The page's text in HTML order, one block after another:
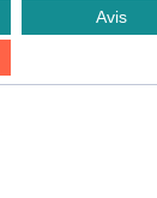
Avis